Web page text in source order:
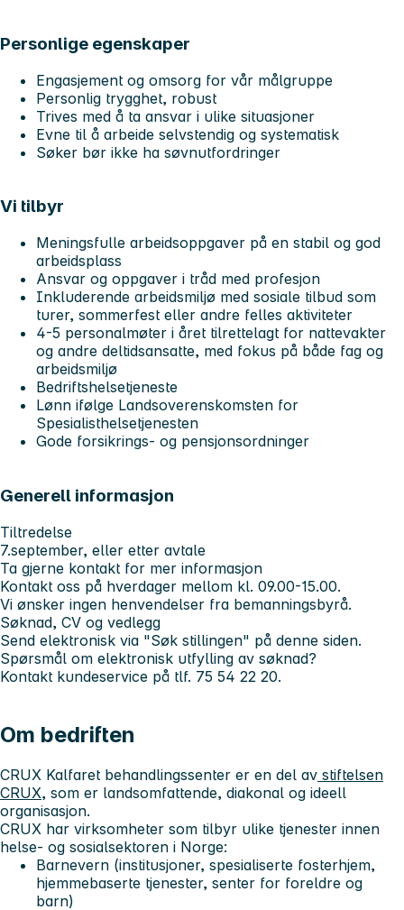
Personlige egenskaper
Engasjement og omsorg for vår målgruppe
Personlig trygghet, robust
Trives med å ta ansvar i ulike situasjoner
Evne til å arbeide selvstendig og systematisk
Søker bør ikke ha søvnutfordringer
Vi tilbyr
Meningsfulle arbeidsoppgaver på en stabil og god
arbeidsplass
Ansvar og oppgaver i tråd med profesjon
Inkluderende arbeidsmiljø med sosiale tilbud som
turer, sommerfest eller andre felles aktiviteter
4-5 personalmøter i året tilrettelagt for nattevakter
og andre deltidsansatte, med fokus på både fag og
arbeidsmiljø
Bedriftshelsetjeneste
Lønn ifølge Landsoverenskomsten for
Spesialisthelsetjenesten
Gode forsikrings- og pensjonsordninger
Generell informasjon
Tiltredelse
7.september, eller etter avtale
Ta gjerne kontakt for mer informasjon
Kontakt oss på hverdager mellom kl. 09.00-15.00.
Vi ønsker ingen henvendelser fra bemanningsbyrå.
Søknad, CV og vedlegg
Send elektronisk via "Søk stillingen" på denne siden.
Spørsmål om elektronisk utfylling av søknad?
Kontakt kundeservice på tlf. 75 54 22 20.
Om bedriften
CRUX Kalfaret behandlingssenter er en del av stiftelsen
CRUX, som er landsomfattende, diakonal og ideell
organisasjon.
CRUX har virksomheter som tilbyr ulike tjenester innen
helse- og sosialsektoren i Norge:
Barnevern (institusjoner, spesialiserte fosterhjem,
hjemmebaserte tjenester, senter for foreldre og
barn)